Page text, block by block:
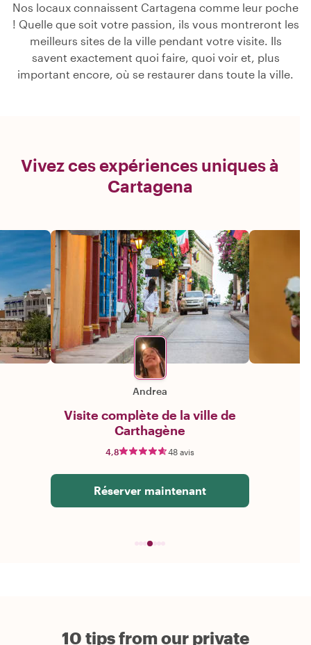
Nos locaux connaissent Cartagena comme leur poche
! Quelle que soit votre passion, ils vous montreront les
meilleurs sites de la ville pendant votre visite. Ils
savent exactement quoi faire, quoi voir et, plus
important encore, où se restaurer dans toute la ville.
Vivez ces expériences uniques à
Cartagena
Andrea
Visite complète de la ville de
Carthagène
4,8 48 avis
Réserver maintenant
10 tips from our private